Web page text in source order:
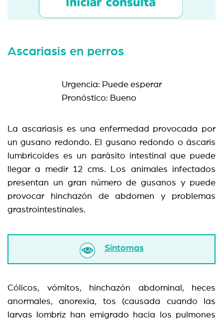
Ascariasis en perros
Urgencia: Puede esperar
Pronóstico: Bueno
La ascariasis es una enfermedad provocada por
un gusano redondo. El gusano redondo o áscaris
lumbricoides es un parásito intestinal que puede
llegar a medir 12 cms. Los animales infectados
presentan un gran número de gusanos y puede
provocar hinchazón de abdomen y problemas
grastrointestinales.
Síntomas
Cólicos, vómitos, hinchazón abdominal, heces
anormales, anorexia, tos (causada cuando las
larvas lombriz han emigrado hacia los pulmones